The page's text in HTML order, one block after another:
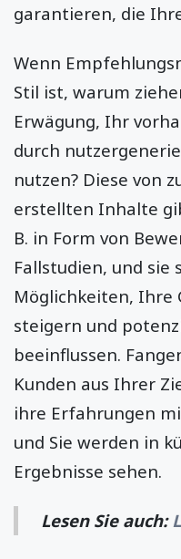
garantieren, die
Wenn
Stil ist, warum
Erwägung, Ihr
durch
nutzen? Diese von
erstellten Inhalte
B. in Form von
Fallstudien, und sie
Möglichkeiten, Ihre
steigern und
beeinflussen.
Kunden aus Ihrer
ihre Erfahrungen
und Sie werden in
Ergebnisse sehen.
Lesen Sie auch: